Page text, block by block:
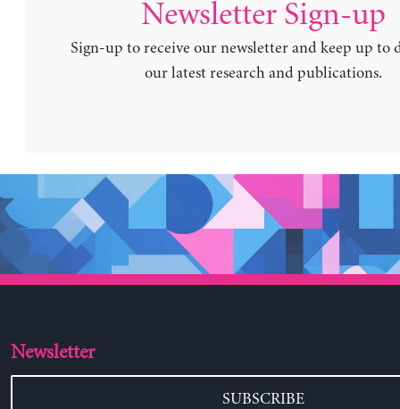
Newsletter Sign-up
Sign-up to receive our newsletter and keep up to
our latest research and publications.
Newsletter
SUBSCRIBE